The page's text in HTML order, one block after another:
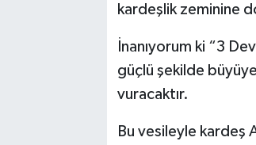
kardeşlik zeminine
İnanıyorum ki “3
güçlü şekilde
vuracaktır.
Bu vesileyle kardeş